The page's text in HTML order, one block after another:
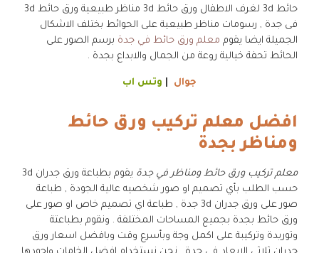
حائط 3d لغرف الاطفال ورق حائط 3d مناظر طبيعية ورق حائط 3d
فى جدة , رسومات مناظر طبيعية على الحوائط بختلف الاشكال
الجميلة ايضا يقوم معلم ورق حائط في جدة برسم الصور على
الحائط تحفة خيالية روعة من الجمال والابداع بجدة .
جوال وتس اب
افضل معلم تركيب ورق حائط
ومناظر بجدة
معلم تركيب ورق حائط ومناظر في جدة
يقوم بطباعة ورق جدران 3d
حسب الطلب بأي تصميم او صور شخصيه عالية الجودة , طباعة
صور على ورق جدران 3d جدة , طباعة اي تصميم خاص او صور على
ورق حائط بجدة بجميع المساحات المختلفة . ونقوم بطباعتة
وتوريدة وتركيبة على اكمل وجة وبأسرع وقت وبافضل اسعار ورق